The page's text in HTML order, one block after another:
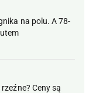
na polu. A 78-
Ceny są